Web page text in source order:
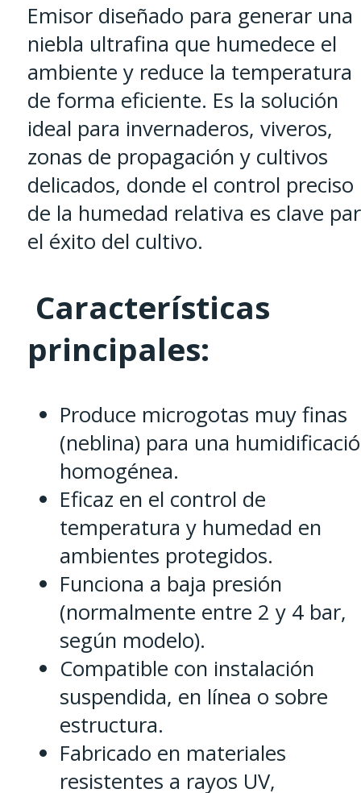
Emisor diseñado para generar una
niebla ultrafina que humedece el
ambiente y reduce la temperatura
de forma eficiente. Es la solución
ideal para invernaderos, viveros,
zonas de propagación y cultivos
delicados, donde el control preciso
de la humedad relativa es clave
el éxito del cultivo.
Características
principales:
Produce microgotas muy finas
(neblina) para una
homogénea.
Eficaz en el control de
temperatura y humedad en
ambientes protegidos.
Funciona a baja presión
(normalmente entre 2 y 4 bar,
según modelo).
Compatible con instalación
suspendida, en línea o sobre
estructura.
Fabricado en materiales
resistentes a rayos UV,